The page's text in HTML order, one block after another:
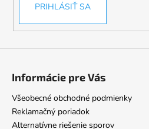
PRIHLÁSIŤ SA
Informácie pre Vás
Všeobecné obchodné podmienky
Reklamačný poriadok
Alternatívne riešenie sporov